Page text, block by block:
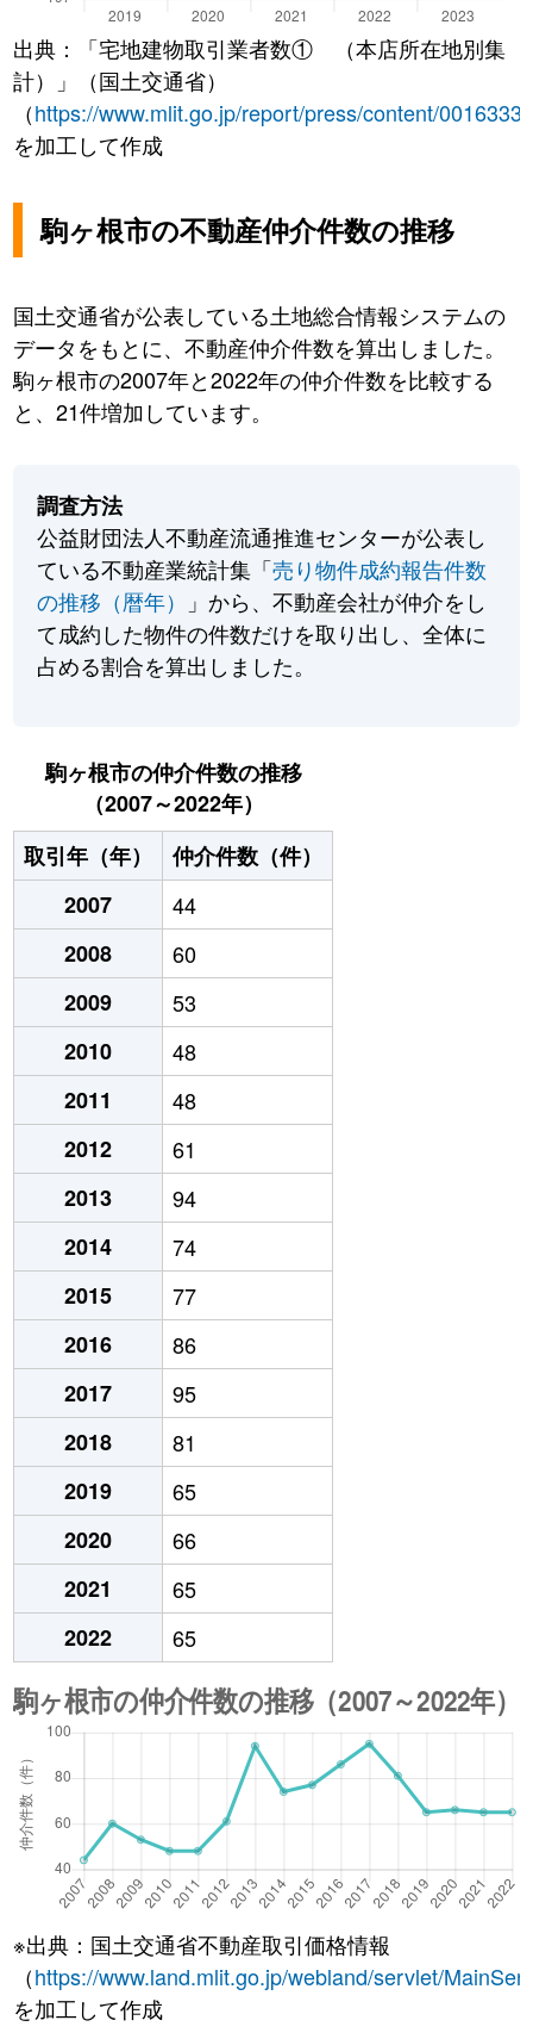
出典：「宅地建物取引業者数① （本店所在地別集
計）」（国土交通省）
（https://www.mlit.go.jp/report/press/content/
を加工して作成
駒ヶ根市の不動産仲介件数の推移
国土交通省が公表している土地総合情報システムの
データをもとに、不動産仲介件数を算出しました。
駒ヶ根市の2007年と2022年の仲介件数を比較する
と、21件増加しています。
調査方法
公益財団法人不動産流通推進センターが公表し
ている不動産業統計集「売り物件成約報告件数
の推移（暦年）
」から、不動産会社が仲介をし
て成約した物件の件数だけを取り出し、全体に
占める割合を算出しました。
駒ヶ根市の仲介件数の推移
（2007～2022年）
取引年（年）
仲介件数（件）
2007
44
2008
60
2009
53
2010
48
2011
48
2012
61
2013
94
2014
74
2015
77
2016
86
2017
95
2018
81
2019
65
2020
66
2021
65
2022
65
※出典：国土交通省不動産取引価格情報
（https://www.land.mlit.go.jp/webland/servlet/
を加工して作成